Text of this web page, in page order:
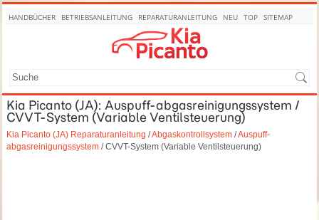
HANDBÜCHER BETRIEBSANLEITUNG REPARATURANLEITUNG NEU TOP SITEMAP
Kia Picanto (JA): Auspuff-abgasreinigungssystem /
CVVT-System (Variable Ventilsteuerung)
Kia Picanto (JA) Reparaturanleitung /Abgaskontrollsystem /Auspuff-
abgasreinigungssystem / CVVT-System (Variable Ventilsteuerung)